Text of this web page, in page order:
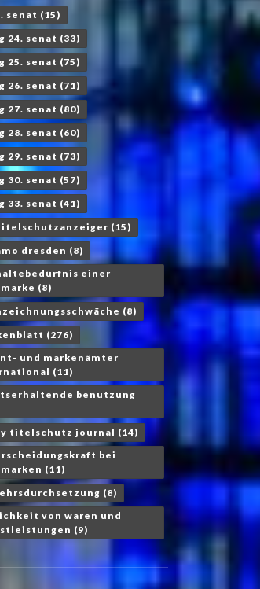
senat (15)
24. senat (33)
25. senat (75)
26. senat (71)
27. senat (80)
28. senat (60)
29. senat (73)
30. senat (57)
33. senat (41)
(15)
dresden (8)
einer
(8)
(8)
(276)
und markenämter
(11)
benutzung
titelschutz journal (14)
bei
(11)
(8)
von waren und
(9)